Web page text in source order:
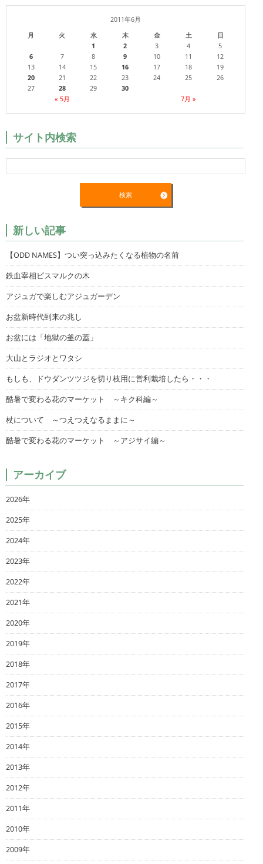
2011年6月
月
火 水 木 金 土 日
« 5月 7月 »
1 2 3 4
5
6
7 8 9 10 11
12
13
14 15 16 17 18
19
20
21 22 23 24 25
26
27
28 29 30
サイト内検索
新しい記事
【ODD NAMES】つい突っ込みたくなる植物の名前
鉄血宰相ビスマルクの木
アジュガで楽しむアジュガーデン
お盆新時代到来の兆し
お盆には「地獄の釜の蓋」
大山とラジオとワタシ
もしも、ドウダンツツジを切り枝用に営利栽培したら・・・
酷暑で変わる花のマーケット ～キク科編～
杖について ～つえつえなるままに～
酷暑で変わる花のマーケット ～アジサイ編～
アーカイブ
2026年
2025年
2024年
2023年
2022年
2021年
2020年
2019年
2018年
2017年
2016年
2015年
2014年
2013年
2012年
2011年
2010年
2009年